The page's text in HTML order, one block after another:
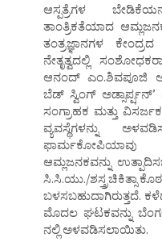
ಆಸ್ಪತ್ರೆಗಳ
ತಾಂತ್ರಿಕತೆಯಾದ
ತಂತ್ರಜ್ಞಾನಗಳ
ನೇತೃತ್ವದಲ್ಲಿ
ಆನಂದ್ ಎಂ.ಶಿವಪೂಜಿ
ಬೆಡ್ ಸ್ವಿಂಗ್
ಸಂಗ್ರಾಹಕ ಮತ್ತು
ವ್ಯವಸ್ಥೆಗಳನ್ನು
ಫಾರ್ಮಕೋಪಿಯಾವು
ಆಮ್ಲಜನಕವನ್ನು
ಸಿ.ಸಿ.ಯು./ಶಸ್ತ್ರಚಿಕಿತ್ಸಾ
ಬಳಸಬಹುದಾಗಿರುತ್ತದೆ.
ಮೊದಲ ಘಟಕವನ್ನು
ನಲ್ಲಿ ಅಳವಡಿಸಲಾಯಿತು.